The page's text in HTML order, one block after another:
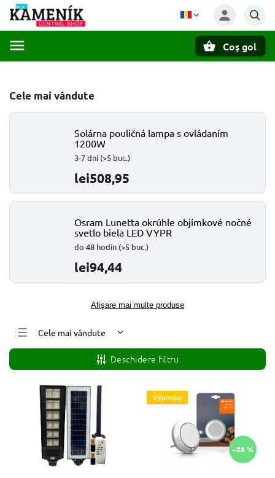
Coş gol
Cele mai vândute
Solárna pouličná lampa s ovládaním
1200W
3-7 dní (>5 buc.)
lei508,95
Osram Lunetta okrúhle objímkové nočné
svetlo biela LED VYPR
do 48 hodín (>5 buc.)
lei94,44
Afişare mai multe produse
Cele mai vândute
Cele mai ieftine
Cele mai scumpe
Alfabetic
Deschidere filtru
Výpredaj
–28 %